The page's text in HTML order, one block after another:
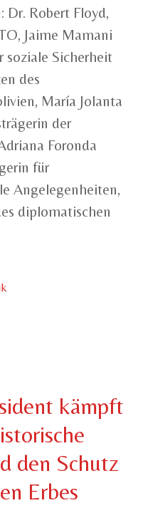
Dr. Robert Floyd,
Jaime Mamani
soziale Sicherheit
des
María Jolanta
der
Foronda
für
Angelegenheiten,
diplomatischen
kämpft
den Schutz
Erbes